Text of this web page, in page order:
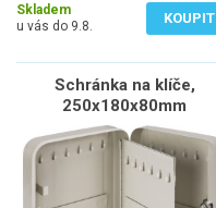
Skladem
u vás do 9.8.
KOUPIT
Schránka na klíče,
250x180x80mm